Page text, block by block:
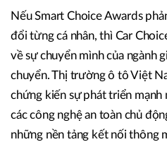
Nếu Smart Choice Awards
đổi từng cá nhân, thì Car
về sự chuyển mình của ngành
chuyển. Thị trường ô tô Việt
chứng kiến sự phát triển mạnh
các công nghệ an toàn chủ
những nền tảng kết nối thông